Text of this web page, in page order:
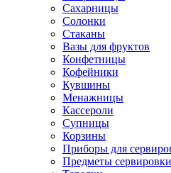
Сахарницы
Солонки
Стаканы
Вазы для фруктов
Конфетницы
Кофейники
Кувшины
Менажницы
Кассероли
Супницы
Корзины
Приборы для
Предметы